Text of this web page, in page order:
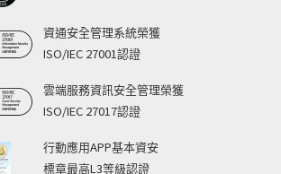
資通安全管理系統榮獲
ISO/IEC 27001認證
雲端服務資訊安全管理榮獲
ISO/IEC 27017認證
行動應用APP基本資安
標章最高L3等級認證